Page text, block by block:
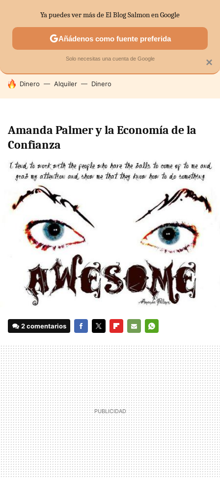
SECTORES ECONOMÍA DOMÉSTICA MERCADOS
HOY SE HABLA DE
Dinero Alquiler Dinero
Amanda Palmer y la Economía de la
Confianza
2 comentarios
MAIL
×
Ya puedes ver más de El Blog Salmon en Google
Añádenos como fuente preferida
Solo necesitas una cuenta de Google